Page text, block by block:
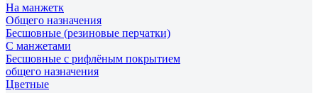
На манжетк
Общего назначения
Бесшовные (резиновые перчатки)
С манжетами
Бесшовные с рифлёным покрытием
общего назначения
Цветные